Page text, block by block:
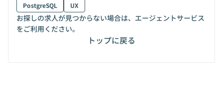
PostgreSQL
UX
お探しの求人が見つからない場合は、エージェントサービス
をご利用ください。
トップに戻る